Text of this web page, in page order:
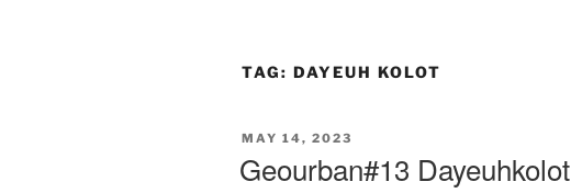
TAG: DAYEUH KOLOT
POSTED
MAY 14, 2023
Geourban#13 Dayeuhkolot